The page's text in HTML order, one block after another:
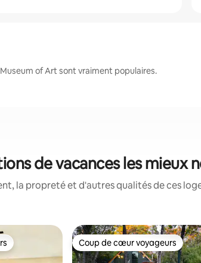
of Art sont vraiment populaires.
de vacances les mieux
la propreté et d'autres qualités de ces
les plus aimésCoup de cœur voyageurs
Coup de cœur voyageurs